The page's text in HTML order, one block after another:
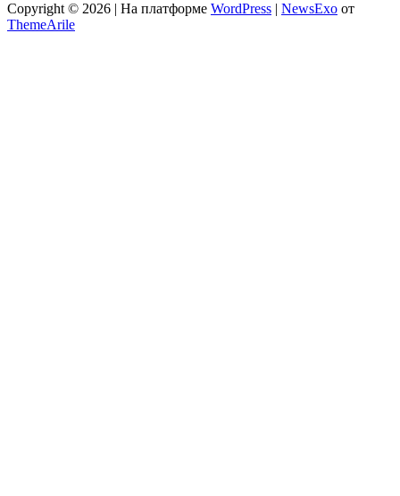
Copyright © 2026 | На платформе WordPress NewsExo от
ThemeArile